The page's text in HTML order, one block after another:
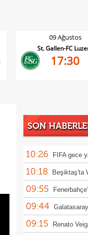
09 Ağustos
Sion-FC
17:30
SON
10:26 FIFA gece
zorunda kaldı!
10:18 Beşiktaş'ta
transferlerinde flaş
09:55
teklif!
09:44
09:15 Renato